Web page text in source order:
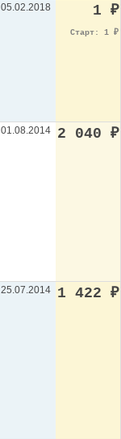
05.02.2018 1 ₽
Старт: 1 ₽
01.08.2014 2 040 ₽
25.07.2014 1 422 ₽